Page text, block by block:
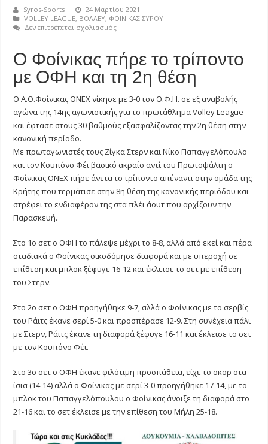
Syros-Sports
24 Μαρτίου 2021
VOLLEY LEAGUE, ΒΟΛΛΕΥ, ΦΟΙΝΙΚΑΣ ΣΥΡΟΥ
Δεν επιτρέπεται σχολιασμόςστο
πήρε
το
τρίποντο
ΟΦΗ
και
2η
θέση
Ο Φοίνικας πήρε το τρίποντο
με ΟΦΗ και τη 2η θέση
Ο Α.Ο.Φοίνικας ΟΝΕΧ νίκησε με 3-0 τον Ο.Φ.Η. σε εξ αναβολής
αγώνα της 14ης αγωνιστικής για το πρωτάθλημα Volley League
και έφτασε στους 30 βαθμούς εξασφαλίζοντας την 2η θέση στην
κανονική περίοδο.
Με πρωταγωνιστές τους Ζίγκα Στερν και Νίκο Παπαγγελόπουλο
και τον Κουπόνο Φέι βασικό ακραίο αντί του Πρωτοψάλτη ο
Φοίνικας ΟΝΕΧ πήρε άνετα το τρίποντο απέναντι στην ομάδα της
Κρήτης που τερμάτισε στην 8η θέση της κανονικής περιόδου και
στρέφει το ενδιαφέρον της στα πλέι άουτ που αρχίζουν την
Παρασκευή.
Στο 1ο σετ ο ΟΦΗ το πάλεψε μέχρι το 8-8, αλλά από εκεί και πέρα
σταδιακά ο Φοίνικας οικοδόμησε διαφορά και με υπεροχή σε
επίθεση και μπλοκ ξέφυγε 16-12 και έκλεισε το σετ με επίθεση
του Στερν.
Στο 2ο σετ ο ΟΦΗ προηγήθηκε 9-7, αλλά ο Φοίνικας με το σερβίς
του Ράιτς έκανε σερί 5-0 και προσπέρασε 12-9. Στη συνέχεια πάλι
με Στερν, Ράιτς έκανε τη διαφορά ξέφυγε 16-11 και έκλεισε το σετ
με τον Κουπόνο Φέι.
Στο 3ο σετ ο ΟΦΗ έκανε φιλότιμη προσπάθεια, είχε το σκορ στα
ίσια (14-14) αλλά ο Φοίνικας με σερί 3-0 προηγήθηκε 17-14, με το
μπλοκ του Παπαγγελόπουλου ο Φοίνικας άνοιξε τη διαφορά στο
21-16 και το σετ έκλεισε με την επίθεση του Μήλη 25-18.